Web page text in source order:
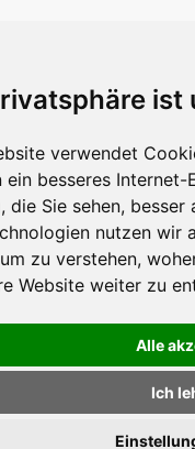
ist
verwendet
ein besseres
die Sie sehen,
nutzen wir
zu verstehen,
Website weiter zu
Alle
Ich